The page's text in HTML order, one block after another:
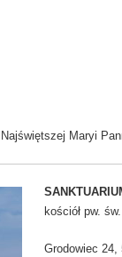
Maryi
kościół pw.
Grodowiec 24,